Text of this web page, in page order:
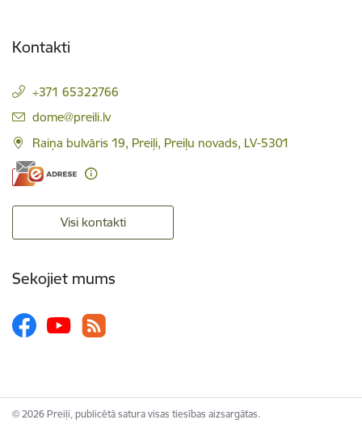
Kontakti
+371 65322766
E-pasts:
dome@preili.lv
Raiņa bulvāris 19, Preiļi, Preiļu novads, LV-5301
Visi kontakti
Sekojiet mums
© 2026 Preiļi, publicētā satura visas tiesības aizsargātas.